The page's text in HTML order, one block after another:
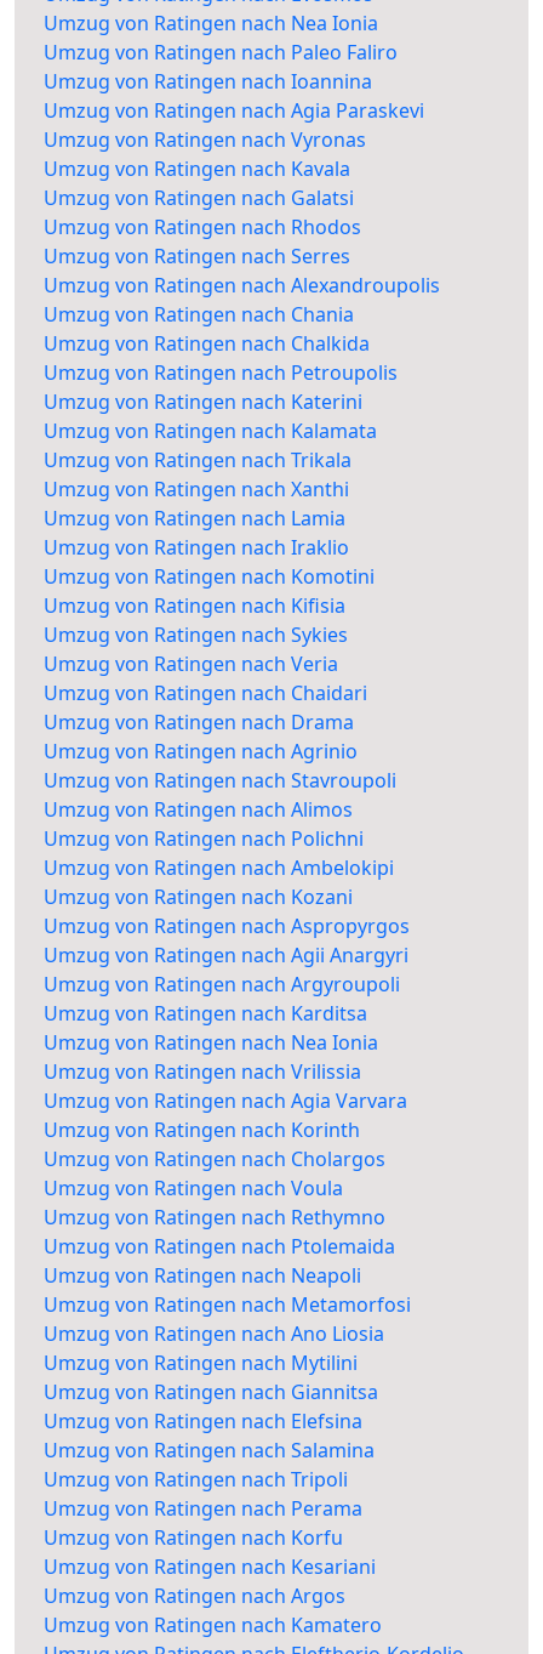
Umzug von Ratingen nach Nea Ionia
Umzug von Ratingen nach Paleo Faliro
Umzug von Ratingen nach Ioannina
Umzug von Ratingen nach Agia Paraskevi
Umzug von Ratingen nach Vyronas
Umzug von Ratingen nach Kavala
Umzug von Ratingen nach Galatsi
Umzug von Ratingen nach Rhodos
Umzug von Ratingen nach Serres
Umzug von Ratingen nach Alexandroupolis
Umzug von Ratingen nach Chania
Umzug von Ratingen nach Chalkida
Umzug von Ratingen nach Petroupolis
Umzug von Ratingen nach Katerini
Umzug von Ratingen nach Kalamata
Umzug von Ratingen nach Trikala
Umzug von Ratingen nach Xanthi
Umzug von Ratingen nach Lamia
Umzug von Ratingen nach Iraklio
Umzug von Ratingen nach Komotini
Umzug von Ratingen nach Kifisia
Umzug von Ratingen nach Sykies
Umzug von Ratingen nach Veria
Umzug von Ratingen nach Chaidari
Umzug von Ratingen nach Drama
Umzug von Ratingen nach Agrinio
Umzug von Ratingen nach Stavroupoli
Umzug von Ratingen nach Alimos
Umzug von Ratingen nach Polichni
Umzug von Ratingen nach Ambelokipi
Umzug von Ratingen nach Kozani
Umzug von Ratingen nach Aspropyrgos
Umzug von Ratingen nach Agii Anargyri
Umzug von Ratingen nach Argyroupoli
Umzug von Ratingen nach Karditsa
Umzug von Ratingen nach Nea Ionia
Umzug von Ratingen nach Vrilissia
Umzug von Ratingen nach Agia Varvara
Umzug von Ratingen nach Korinth
Umzug von Ratingen nach Cholargos
Umzug von Ratingen nach Voula
Umzug von Ratingen nach Rethymno
Umzug von Ratingen nach Ptolemaida
Umzug von Ratingen nach Neapoli
Umzug von Ratingen nach Metamorfosi
Umzug von Ratingen nach Ano Liosia
Umzug von Ratingen nach Mytilini
Umzug von Ratingen nach Giannitsa
Umzug von Ratingen nach Elefsina
Umzug von Ratingen nach Salamina
Umzug von Ratingen nach Tripoli
Umzug von Ratingen nach Perama
Umzug von Ratingen nach Korfu
Umzug von Ratingen nach Kesariani
Umzug von Ratingen nach Argos
Umzug von Ratingen nach Kamatero